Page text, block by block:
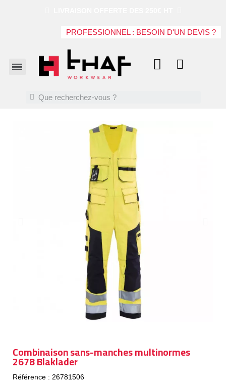
PROFESSIONNEL : BESOIN D'UN DEVIS ?
Combinaison sans-manches multinormes
2678 Blaklader
Référence : 26781506